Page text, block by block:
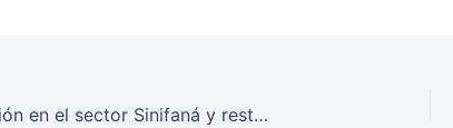
ANI culmina obras de atención en el sector Sinifaná y restablece la movilidad en Pacífico 1